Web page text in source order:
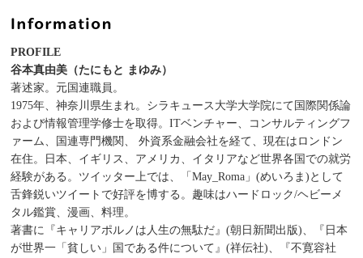
PROFILE
谷本真由美（たにもと まゆみ）
著述家。元国連職員。
1975年、神奈川県生まれ。シラキュース大学大学院にて国際関係論
および情報管理学修士を取得。ITベンチャー、コンサルティングフ
ァーム、国連専門機関、 外資系金融会社を経て、現在はロンドン
在住。日本、イギリス、アメリカ、イタリアなど世界各国での就労
経験がある。ツイッター上では、「May_Roma」(めいろま)として
舌鋒鋭いツイートで好評を博する。趣味はハードロック/ヘビーメ
タル鑑賞、漫画、料理。
著書に『キャリアポルノは人生の無駄だ』(朝日新聞出版)、『日本
が世界一「貧しい」国である件について』(祥伝社)、『不寛容社